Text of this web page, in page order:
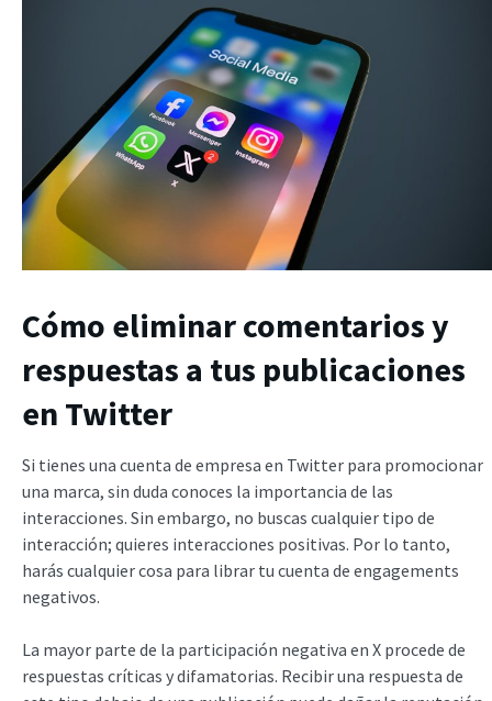
Cómo eliminar comentarios y
respuestas a tus publicaciones
en Twitter
Si tienes una cuenta de empresa en Twitter para promocionar
una marca, sin duda conoces la importancia de las
interacciones. Sin embargo, no buscas cualquier tipo de
interacción; quieres interacciones positivas. Por lo tanto,
harás cualquier cosa para librar tu cuenta de engagements
negativos.
La mayor parte de la participación negativa en X procede de
respuestas críticas y difamatorias. Recibir una respuesta de